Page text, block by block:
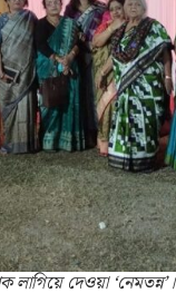
লাগিয়ে দেওয়া ‘নেমতন্ন’।